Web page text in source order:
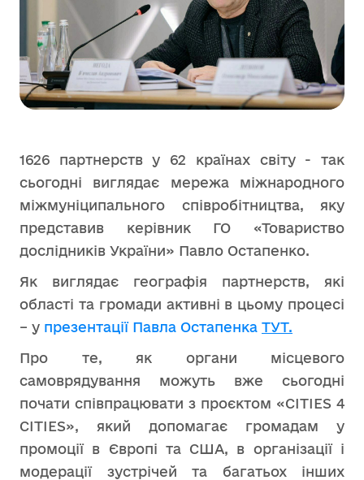
1626 партнерств у 62 країнах світу - так
сьогодні виглядає мережа міжнародного
міжмуніципального співробітництва, яку
представив керівник ГО «Товариство
дослідників України» Павло Остапенко.
Як виглядає географія партнерств, які
області та громади активні в цьому процесі
– у презентації Павла Остапенка ТУТ.
Про те, як органи місцевого
самоврядування можуть вже сьогодні
почати співпрацювати з проєктом «CITIES 4
CITIES», який допомагає громадам у
промоції в Європі та США, в організації і
модерації зустрічей та багатьох інших